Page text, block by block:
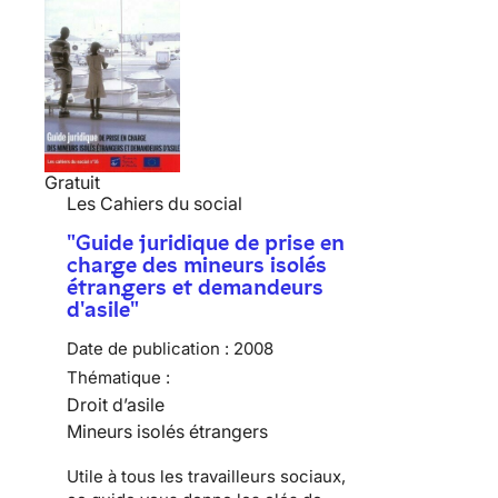
Gratuit
Les Cahiers du social
"Guide juridique de prise en
charge des mineurs isolés
étrangers et demandeurs
d'asile"
Date de publication : 2008
Thématique :
Droit d’asile
Mineurs isolés étrangers
Utile à tous les travailleurs sociaux,